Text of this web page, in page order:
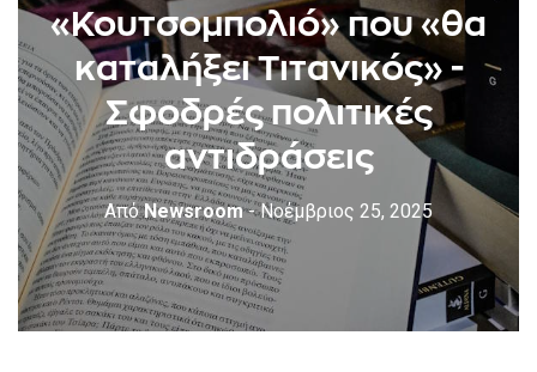
«Κουτσομπολιό» που «θα
καταλήξει Τιτανικός» -
Σφοδρές πολιτικές
αντιδράσεις
ΑπόNewsroom - Νοέμβριος 25, 2025